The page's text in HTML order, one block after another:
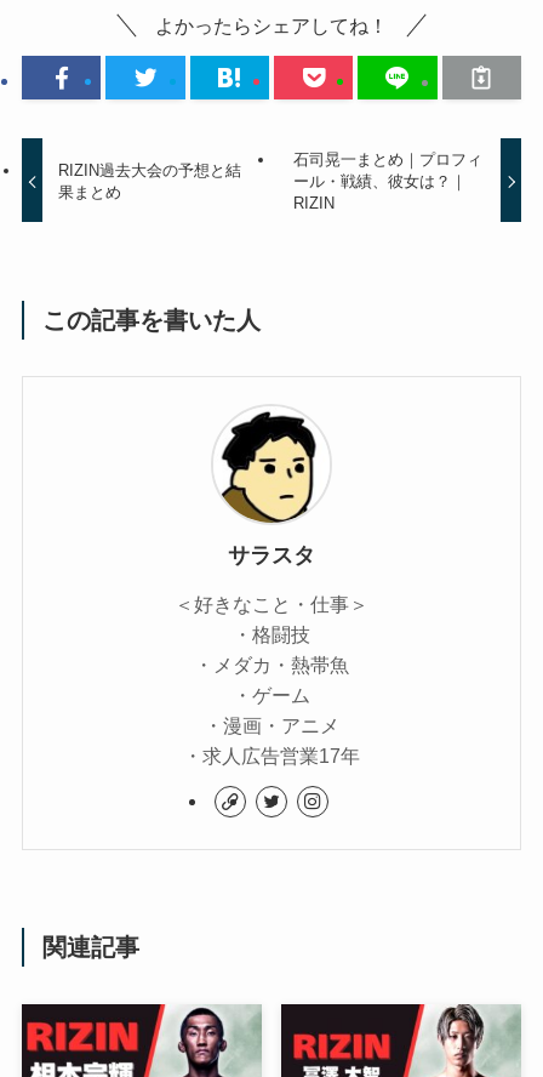
よかったらシェアしてね！
RIZIN過去大会の予想と結
果まとめ
石司晃一まとめ｜プロフィ
ール・戦績、彼女は？｜
RIZIN
この記事を書いた人
サラスタ
＜好きなこと・仕事＞
・格闘技
・メダカ・熱帯魚
・ゲーム
・漫画・アニメ
・求人広告営業17年
関連記事